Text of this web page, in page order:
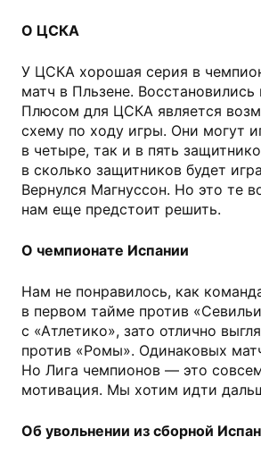
О ЦСКА
У ЦСКА хорошая серия в
матч в Пльзене.
Плюсом для ЦСКА является
схему по ходу игры. Они могут
в четыре, так и в пять
в сколько защитников будет
Вернулся Магнуссон. Но это те
нам еще предстоит решить.
О чемпионате Испании
Нам не понравилось, как
в первом тайме против
с «Атлетико», зато отлично
против «Ромы». Одинаковых
Но Лига чемпионов — это
мотивация. Мы хотим идти
Об увольнении из сборной